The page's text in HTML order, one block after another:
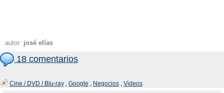
autor: josé elías
18 comentarios
Cine / DVD / Blu-ray , Google , Negocios , Videos